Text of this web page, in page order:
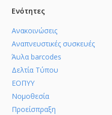
Ενότητες
Ανακοινώσεις
Αναπνευστικές συσκευές
Άυλα barcodes
Δελτία Τύπου
ΕΟΠΥΥ
Νομοθεσία
Προείσπραξη